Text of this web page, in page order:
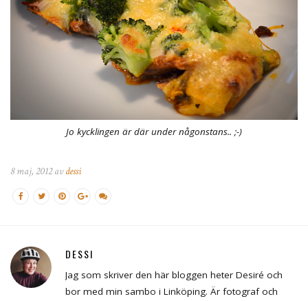
Jo kycklingen är där under någonstans.. ;-)
8 maj, 2012 avdessi
DESSI
Jag som skriver den här bloggen heter Desiré och
bor med min sambo i Linköping. Är fotograf och